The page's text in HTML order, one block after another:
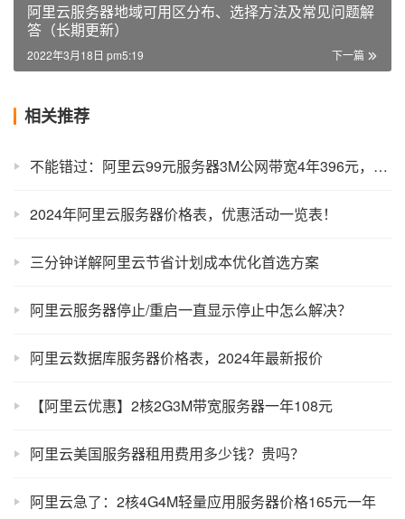
阿里云服务器地域可用区分布、选择方法及常见问题解
答（长期更新）
下一篇
2022年3月18日 pm5:19
相关推荐
不能错过：阿里云99元服务器3M公网带宽4年396元，值得买！
2024年阿里云服务器价格表，优惠活动一览表！
三分钟详解阿里云节省计划成本优化首选方案
阿里云服务器停止/重启一直显示停止中怎么解决？
阿里云数据库服务器价格表，2024年最新报价
【阿里云优惠】2核2G3M带宽服务器一年108元
阿里云美国服务器租用费用多少钱？贵吗？
阿里云急了：2核4G4M轻量应用服务器价格165元一年